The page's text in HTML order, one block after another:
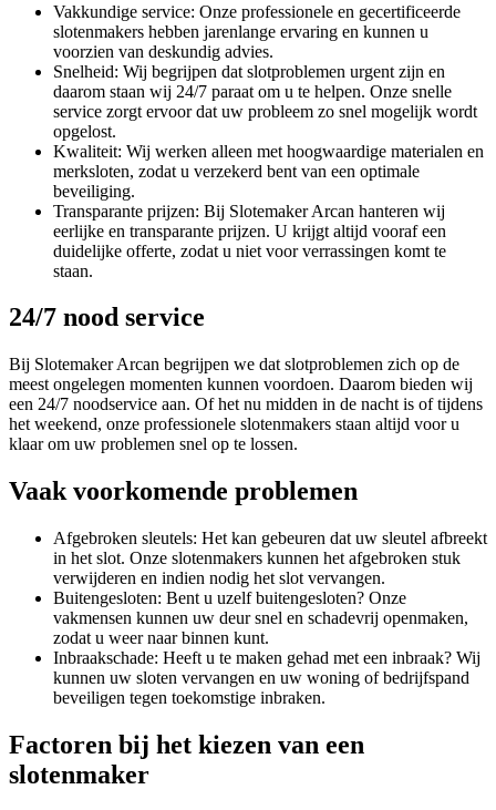
Vakkundige service: Onze professionele en gecertificeerde
slotenmakers hebben jarenlange ervaring en kunnen u
voorzien van deskundig advies.
Snelheid: Wij begrijpen dat slotproblemen urgent zijn en
daarom staan wij 24/7 paraat om u te helpen. Onze snelle
service zorgt ervoor dat uw probleem zo snel mogelijk wordt
opgelost.
Kwaliteit: Wij werken alleen met hoogwaardige materialen en
merksloten, zodat u verzekerd bent van een optimale
beveiliging.
Transparante prijzen: Bij Slotemaker Arcan hanteren wij
eerlijke en transparante prijzen. U krijgt altijd vooraf een
duidelijke offerte, zodat u niet voor verrassingen komt te
staan.
24/7 nood service
Bij Slotemaker Arcan begrijpen we dat slotproblemen zich op de
meest ongelegen momenten kunnen voordoen. Daarom bieden wij
een 24/7 noodservice aan. Of het nu midden in de nacht is of tijdens
het weekend, onze professionele slotenmakers staan altijd voor u
klaar om uw problemen snel op te lossen.
Vaak voorkomende problemen
Afgebroken sleutels: Het kan gebeuren dat uw sleutel afbreekt
in het slot. Onze slotenmakers kunnen het afgebroken stuk
verwijderen en indien nodig het slot vervangen.
Buitengesloten: Bent u uzelf buitengesloten? Onze
vakmensen kunnen uw deur snel en schadevrij openmaken,
zodat u weer naar binnen kunt.
Inbraakschade: Heeft u te maken gehad met een inbraak? Wij
kunnen uw sloten vervangen en uw woning of bedrijfspand
beveiligen tegen toekomstige inbraken.
Factoren bij het kiezen van een
slotenmaker